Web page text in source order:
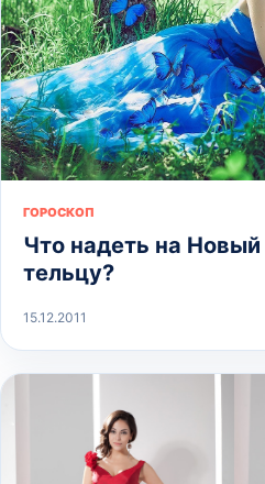
ГОРОСКОП
Что надеть на
тельцу?
15.12.2011